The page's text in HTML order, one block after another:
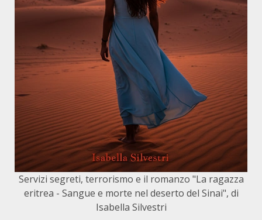
Servizi segreti, terrorismo e il romanzo "La ragazza
eritrea - Sangue e morte nel deserto del Sinai", di
Isabella Silvestri